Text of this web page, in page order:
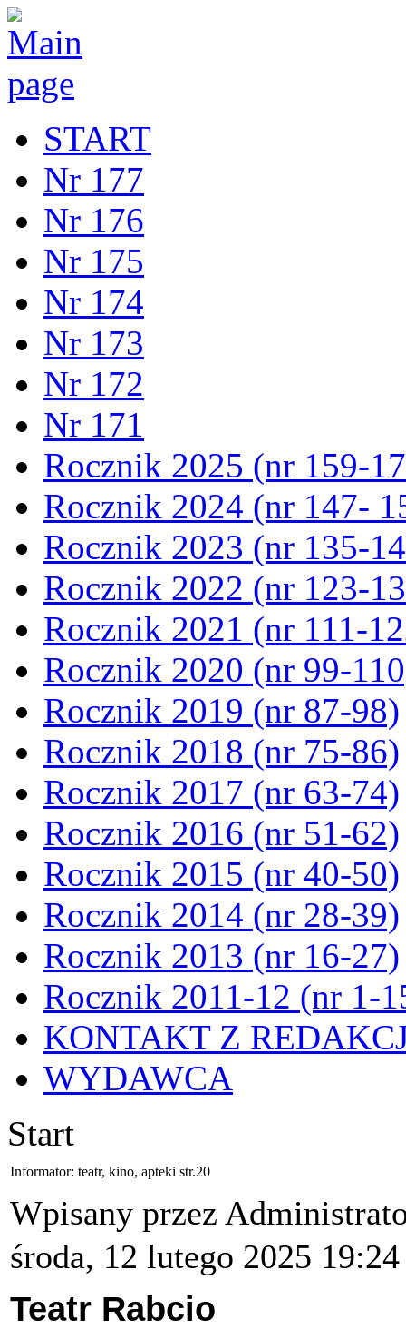
START
Nr 177
Nr 176
Nr 175
Nr 174
Nr 173
Nr 172
Nr 171
Rocznik 2025 (nr 159-
Rocznik 2024 (nr 147-
Rocznik 2023 (nr 135-
Rocznik 2022 (nr 123-
Rocznik 2021 (nr 111-
Rocznik 2020 (nr 99-
Rocznik 2019 (nr 87-98)
Rocznik 2018 (nr 75-86)
Rocznik 2017 (nr 63-74)
Rocznik 2016 (nr 51-62)
Rocznik 2015 (nr 40-50)
Rocznik 2014 (nr 28-39)
Rocznik 2013 (nr 16-27)
Rocznik 2011-12 (nr 1-
KONTAKT Z
WYDAWCA
Start
Informator: teatr, kino, apteki str.20
Wpisany przez
środa, 12 lutego 2025 19:24
Teatr Rabcio